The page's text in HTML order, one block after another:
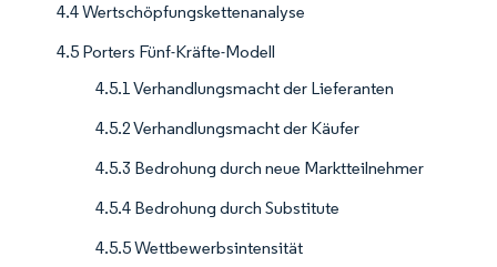
4.4 Wertschöpfungskettenanalyse
4.5 Porters Fünf-Kräfte-Modell
4.5.1 Verhandlungsmacht der Lieferanten
4.5.2 Verhandlungsmacht der Käufer
4.5.3 Bedrohung durch neue Marktteilnehmer
4.5.4 Bedrohung durch Substitute
4.5.5 Wettbewerbsintensität